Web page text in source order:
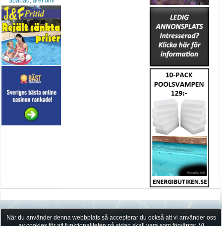
När du använder denna webbplats så accepterar du också att vi använder oss